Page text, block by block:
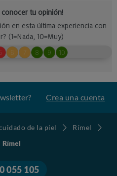
Crea una cuenta
de la piel
Rímel
Rímel
055 105